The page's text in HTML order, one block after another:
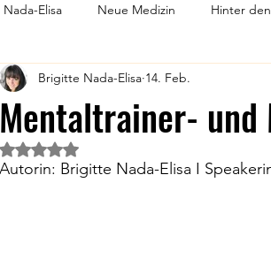
Elisa Neue Medizin Hinter
Persönlichkeitsentwickung
Mentaltrainer-
Brigitte Nada-Elisa 14. Feb.
Mit NaN von 5 Sternen bewertet.
Autorin: Brigitte Nada-Elisa I